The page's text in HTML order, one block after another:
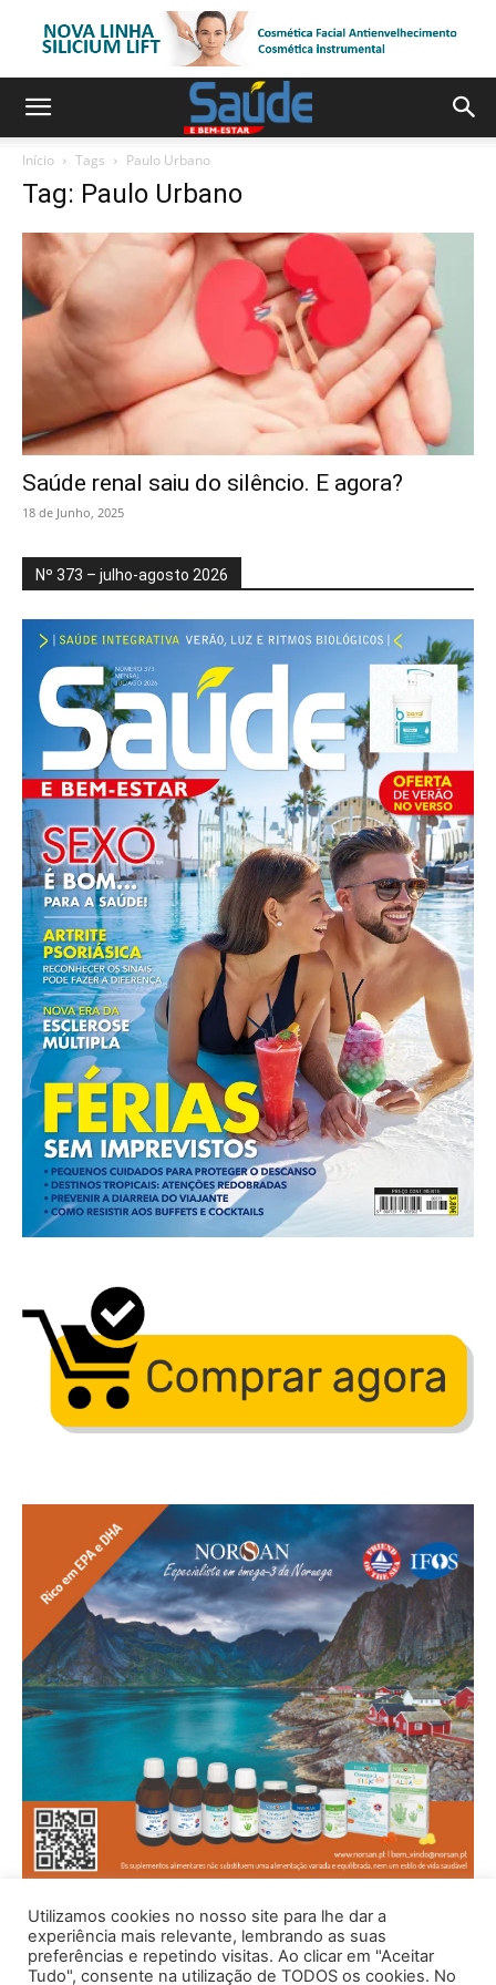
Início Tags Paulo Urbano
Tag: Paulo Urbano
Saúde renal saiu do silêncio. E agora?
18 de Junho, 2025
Nº 373 – julho-agosto 2026
Utilizamos cookies no nosso site para lhe dar a
experiência mais relevante, lembrando as suas
preferências e repetindo visitas. Ao clicar em "Aceitar
Tudo", consente na utilização de TODOS os cookies. No